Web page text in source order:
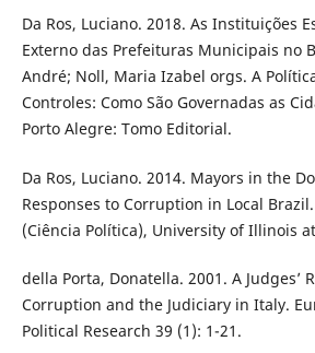
Da Ros, Luciano. 2018. As Instituições
Externo das Prefeituras Municipais no
André; Noll, Maria Izabel orgs. A
Controles: Como São Governadas as
Porto Alegre: Tomo Editorial.
Da Ros, Luciano. 2014. Mayors in the
Responses to Corruption in Local
(Ciência Política), University of Illinois
della Porta, Donatella. 2001. A Judges’
Corruption and the Judiciary in Italy.
Political Research 39 (1): 1-21.